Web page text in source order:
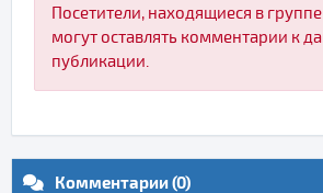
Посетители, находящиеся в группе
могут оставлять комментарии к
публикации.
Комментарии (0)